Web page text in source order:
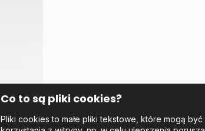
Co to są pliki cookies?
Pliki cookies to małe pliki tekstowe, które mogą